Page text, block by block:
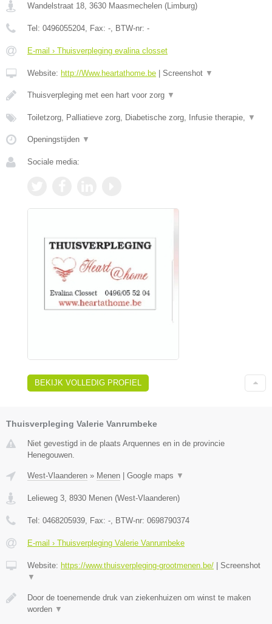
Wandelstraat 18 3630 Maasmechelen (Limburg)
Tel: 0496055204 , Fax: - , BTW-nr: -
E-mail › Thuisverpleging evalina closset
Website: http://Www.heartathome.be | Screenshot ▼
Thuisverpleging met een hart voor zorg ▼
Toiletzorg, Palliatieve zorg, Diabetische zorg, Infusie therapie, ▼
Openingstijden ▼
Sociale media:
BEKIJK VOLLEDIG PROFIEL
Thuisverpleging Valerie Vanrumbeke
Niet gevestigd in de plaats Arquennes en in de provincie
Henegouwen.
West-Vlaanderen » Menen | Google maps ▼
Lelieweg 3 8930 Menen (West-Vlaanderen)
Tel: 0468205939 , Fax: - , BTW-nr: 0698790374
E-mail › Thuisverpleging Valerie Vanrumbeke
Website: https://www.thuisverpleging-grootmenen.be/ | Screenshot
▼
Door de toenemende druk van ziekenhuizen om winst te maken
worden ▼